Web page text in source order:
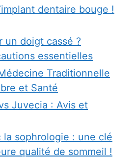
dentaire bouge !
un doigt cassé ?
essentielles
Traditionnelle
et Santé
Juvecia : Avis et
la sophrologie : une clé
qualité de sommeil !